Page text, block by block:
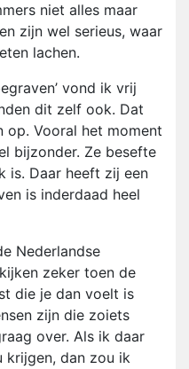
niet alles maar
zijn wel serieus, waar
lachen.
vond ik vrij
dit zelf ook. Dat
op. Vooral het moment
bijzonder. Ze besefte
is. Daar heeft zij een
is inderdaad heel
Nederlandse
zeker toen de
die je dan voelt is
zijn die zoiets
over. Als ik daar
krijgen, dan zou ik